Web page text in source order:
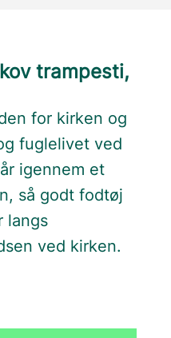
trampesti,
for kirken og
fuglelivet ved
igennem et
så godt fodtøj
langs
ved kirken.